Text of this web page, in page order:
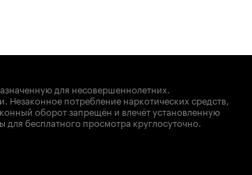
для несовершеннолетних.
потребление наркотических средств,
оборот запрещён и влечёт установленную
для бесплатного просмотра круглосуточно.